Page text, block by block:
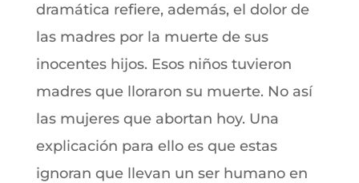
dramática refiere, además, el dolor de
las madres por la muerte de sus
inocentes hijos. Esos niños tuvieron
madres que lloraron su muerte. No así
las mujeres que abortan hoy. Una
explicación para ello es que estas
ignoran que llevan un ser humano en